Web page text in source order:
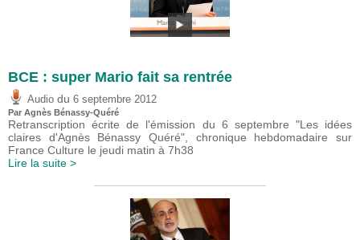
BCE : super Mario fait sa rentrée
Audio du 6 septembre 2012
Par Agnès Bénassy-Quéré
Retranscription écrite de l'émission du 6 septembre "Les idées
claires d'Agnès Bénassy Quéré", chronique hebdomadaire sur
France Culture le jeudi matin à 7h38
Lire la suite >